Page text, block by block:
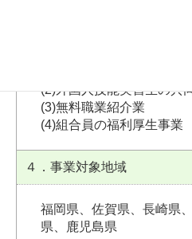
(2)外国人技能実習生の共
(3)無料職業紹介業
(4)組合員の福利厚生事業
４．事業対象地域
福岡県、佐賀県、長崎県
県、鹿児島県